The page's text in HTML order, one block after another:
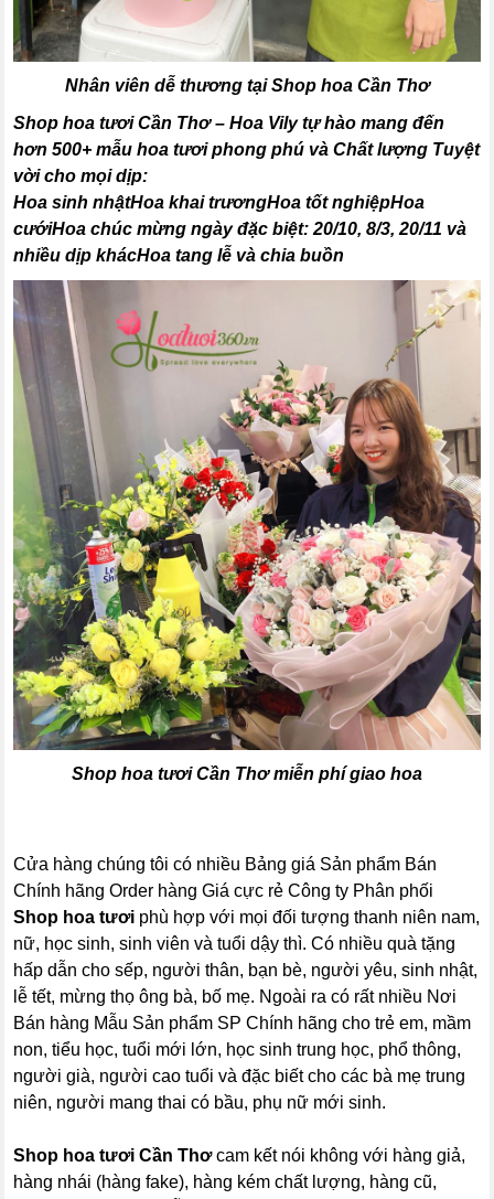
Nhân viên dễ thương tại Shop hoa Cần Thơ
Shop hoa tươi Cần Thơ – Hoa Vily tự hào mang đến
hơn 500+ mẫu hoa tươi phong phú và Chất lượng Tuyệt
vời cho mọi dịp:
Hoa sinh nhậtHoa khai trươngHoa tốt nghiệpHoa
cướiHoa chúc mừng ngày đặc biệt: 20/10, 8/3, 20/11 và
nhiều dịp khácHoa tang lễ và chia buồn
Shop hoa tươi Cần Thơmiễn phí giao hoa
Cửa hàng chúng tôi có nhiều Bảng giá Sản phẩm Bán
Chính hãng Order hàng Giá cực rẻ Công ty Phân phối
Shop hoa tươi phù hợp với mọi đối tượng thanh niên nam,
nữ, học sinh, sinh viên và tuổi dậy thì. Có nhiều quà tặng
hấp dẫn cho sếp, người thân, bạn bè, người yêu, sinh nhật,
lễ tết, mừng thọ ông bà, bố mẹ. Ngoài ra có rất nhiều Nơi
Bán hàng Mẫu Sản phẩm SP Chính hãng cho trẻ em, mầm
non, tiểu học, tuổi mới lớn, học sinh trung học, phổ thông,
người già, người cao tuổi và đặc biết cho các bà mẹ trung
niên, người mang thai có bầu, phụ nữ mới sinh.
Shop hoa tươi Cần Thơcam kết nói không với hàng giả,
hàng nhái (hàng fake), hàng kém chất lượng, hàng cũ,